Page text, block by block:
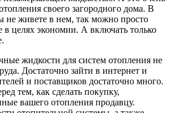
своего загородного дома. В
не живете в нем, так можно просто
в целях экономии. А включать только
жидкости для систем отопления не
Достаточно зайти в интернет и
и поставщиков достаточно много.
тем, как сделать покупку,
вашего отопления продавцу.